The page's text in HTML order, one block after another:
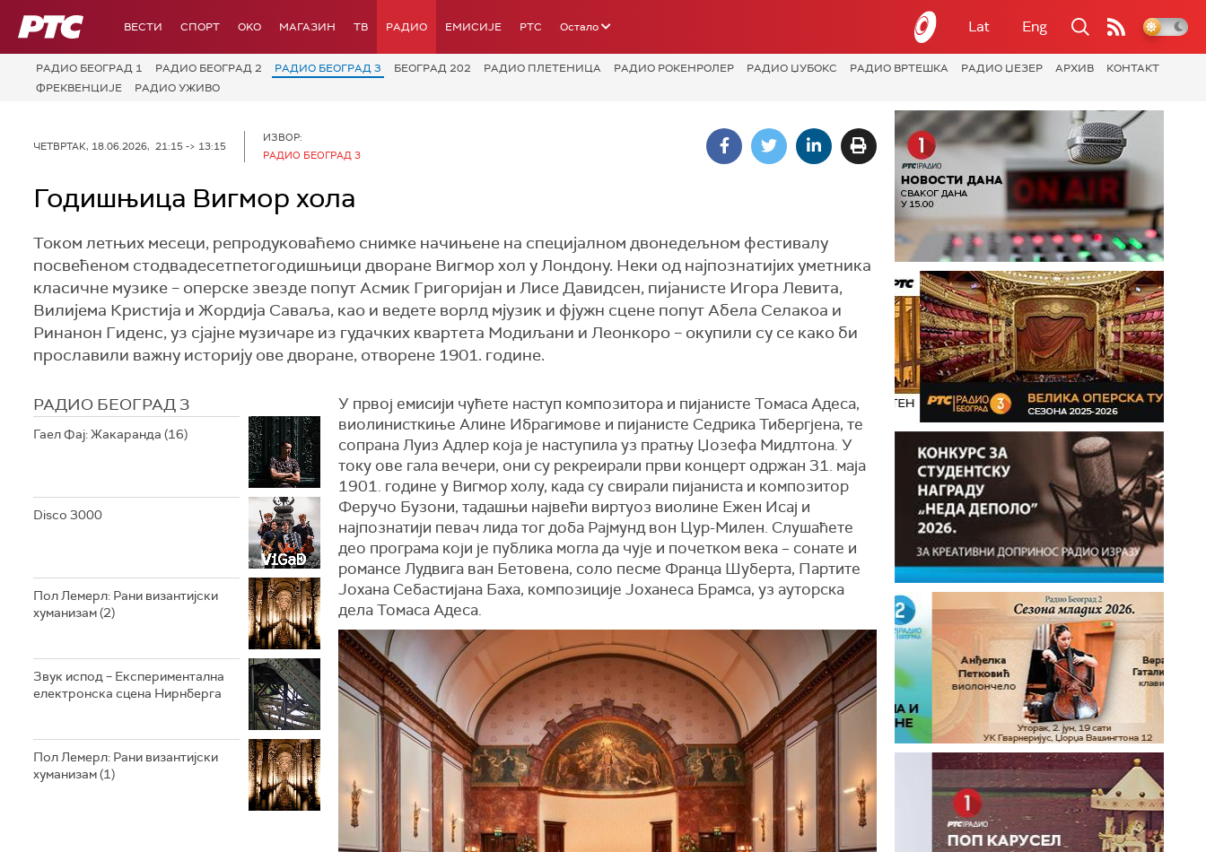
РТС ВЕСТИ СПОРТ OKO МАГАЗИН ТВ РАДИО ЕМИСИЈЕ РТС Остало Lat Eng
РАДИО БЕОГРАД 1 РАДИО БЕОГРАД 2 РАДИО БЕОГРАД 3 БЕОГРАД 202 РАДИО ПЛЕТЕНИЦА РАДИО РОКЕНРОЛЕР РАДИО ЏУБОКС РАДИО ВРТЕШКА РАДИО ЏЕЗЕР АРХИВ
КОНТАКТ
ФРЕКВЕНЦИЈЕ
РАДИО УЖИВО
ЧЕТВРТАК, 18.06.2026, 21:15 -> 13:15
ИЗВОР:
РАДИО БЕОГРАД 3
Годишњица Вигмор хола
Током летњих месеци, репрoдуковаћемо снимке начињене на специјалном двонедељном фестивалу
посвећеном стодвадесетпетогодишњици дворане Вигмор хол у Лондону. Неки од најпознатијих уметника
класичне музике – оперске звезде попут Асмик Григоријан и Лисе Давидсен, пијанисте Игора Левита,
Вилијема Кристија и Жордија Саваља, као и ведете ворлд мјузик и фјужн сцене попут Абела Селакоа и
Ринанон Гиденс, уз сјајне музичаре из гудачких квартета Модиљани и Леонкоро – окупили су се како би
прославили важну историју ове дворане, отворене 1901. године.
РАДИО БЕОГРАД 3
Гаел Фај: Жакаранда (16)
Disco 3000
Пол Лемерл: Рани византијски
хуманизам (2)
Звук испод – Експериментална
електронска сцена Нирнберга
Пол Лемерл: Рани византијски
хуманизам (1)
У првој емисији чућете наступ композитора и пијанисте Томаса Адеса,
виолинисткиње Алине Ибрагимове и пијанисте Седрика Тибергјена, те
сопрана Луиз Адлер која је наступила уз пратњу Џозефа Мидлтона. У
току ове гала вечери, они су рекреирали први концерт одржан 31. маја
1901. године у Вигмор холу, када су свирали пијаниста и композитор
Феручо Бузони, тадашњи највећи виртуоз виолине Ежен Исај и
најпознатији певач лида тог доба Рајмунд вон Цур-Милен. Слушаћете
део програма који је публика могла да чује и почетком века – сонате и
романсе Лудвига ван Бетовена, соло песме Франца Шуберта, Партите
Јохана Себастијана Баха, композиције Јоханеса Брамса, уз ауторска
дела Томаса Адеса.